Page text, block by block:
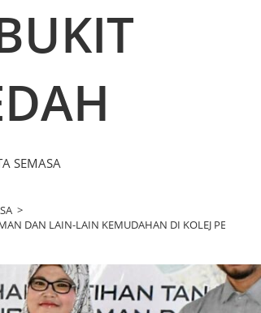
SEMASA
>
DAN LAIN-LAIN KEMUDAHAN DI KOLEJ